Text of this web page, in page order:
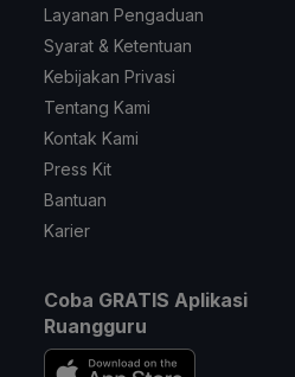
Layanan Pengaduan
Syarat & Ketentuan
Kebijakan Privasi
Tentang Kami
Kontak Kami
Press Kit
Bantuan
Karier
Coba GRATIS Aplikasi
Ruangguru